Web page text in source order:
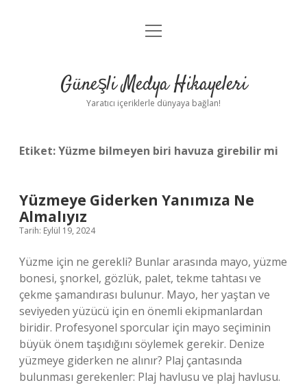
Anasayfa
Yasal Uyarı
menüyü
Güneşli Medya Hikayeleri
Yaratıcı içeriklerle dünyaya bağlan!
Etiket:Yüzme bilmeyen biri havuza girebilir mi
Yüzmeye Giderken Yanımıza Ne
Almalıyız
Tarih: Eylül 19, 2024
Yüzme için ne gerekli? Bunlar arasında mayo, yüzme
bonesi, şnorkel, gözlük, palet, tekme tahtası ve
çekme şamandırası bulunur. Mayo, her yaştan ve
seviyeden yüzücü için en önemli ekipmanlardan
biridir. Profesyonel sporcular için mayo seçiminin
büyük önem taşıdığını söylemek gerekir. Denize
yüzmeye giderken ne alınır? Plaj çantasında
bulunması gerekenler: Plaj havlusu ve plaj havlusu.